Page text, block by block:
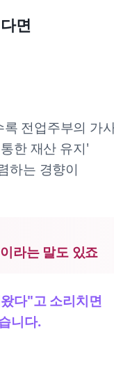
면
전업주부의 가
한 재산 유지'
하는 경향이
라는 말도 있죠
다"고 소리치면
니다.